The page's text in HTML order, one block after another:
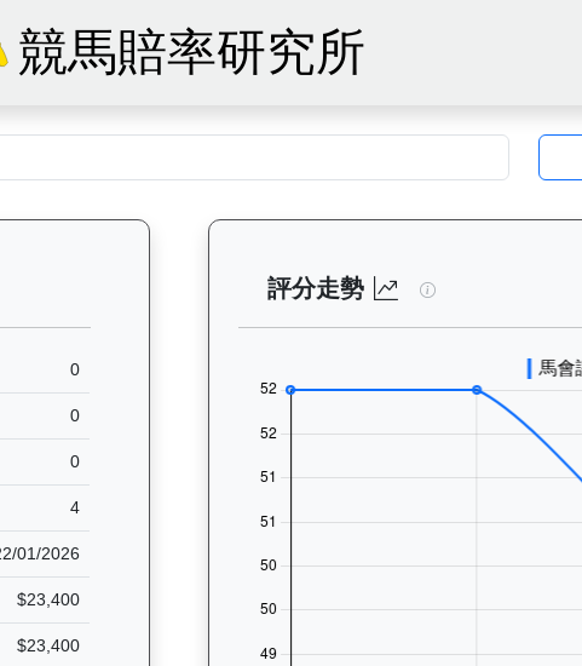
競馬賠率研究所
馬匹基本資料：查看香港賽馬會賽駒的完整檔案，
0
0
0
4
01/2026
$23,400
$23,400
評分走勢 閃電奇駿（